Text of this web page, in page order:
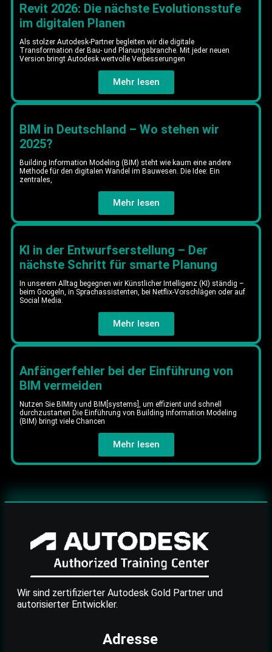
Revit 2026: Die nächste Evolutionsstufe
im digitalen Planen
Als stolzer Autodesk-Partner begleiten wir die digitale
Transformation der Bau- und Planungsbranche. Mit jeder neuen
Version bringt Autodesk wertvolle Verbesserungen
Mehr lesen
BIM in Deutschland – Wo stehen wir
2025?
Building Information Modeling (BIM) steht wie kaum eine andere
Methode für den digitalen Wandel im Bauwesen. Die Idee: Ein
zentrales,
Mehr lesen
KI in der Entwurfserstellung – Der
nächste Schritt für smarte Planung
In unserem Alltag begegnen wir Künstlicher Intelligenz (KI) ständig –
beim Googeln, in Sprachassistenten, bei Netflix-Vorschlägen oder auf
Social Media.
Mehr lesen
Anfängerfehler bei der Einführung von
BIM vermeiden
Nutzen Sie BIMity und BIM[systems], um effizient und schnell
durchzustarten Die Einführung von Building Information Modeling
(BIM) bringt viele Chancen
Mehr lesen
Wir sind zertifizierter Autodesk Gold Partner und
autorisierter Entwickler.
Adresse